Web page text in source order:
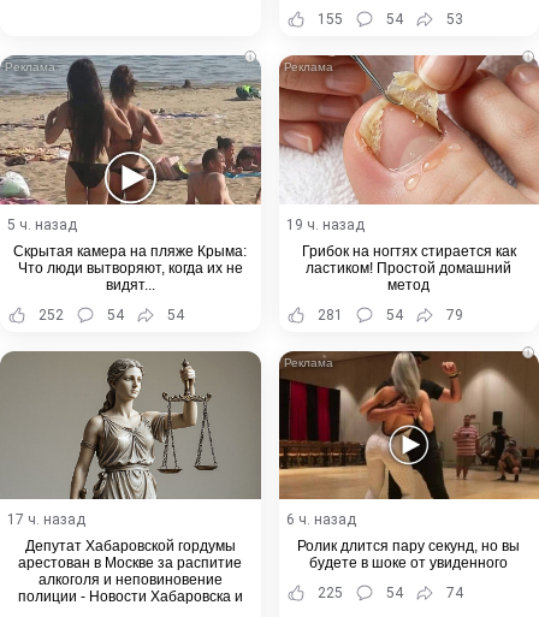
155
54 53
i
5 ч. назад
Скрытая камера на пляже Крыма:
Что люди вытворяют, когда их не
видят...
252
54 54
i
19 ч. назад
Грибок на ногтях стирается как
ластиком! Простой домашний
метод
281
54 79
17 ч. назад
Депутат Хабаровской гордумы
арестован в Москве за распитие
алкоголя и неповиновение
полиции - Новости Хабаровска и
i
6 ч. назад
Ролик длится пару секунд, но вы
будете в шоке от увиденного
225
54 74